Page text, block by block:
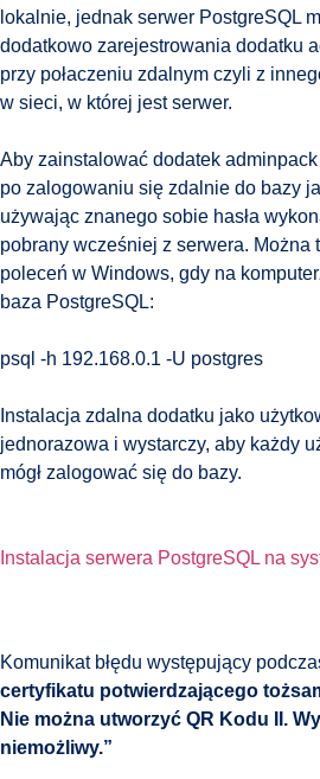
lokalnie, jednak serwer PostgreSQL
dodatkowo zarejestrowania dodatku
przy połaczeniu zdalnym czyli z
w sieci, w której jest serwer.
Aby zainstalować dodatek
po zalogowaniu się zdalnie do bazy
używając znanego sobie hasła
pobrany wcześniej z serwera. Można
poleceń w Windows, gdy na
baza PostgreSQL:
psql -h 192.168.0.1 -U postgres
Instalacja zdalna dodatku jako
jednorazowa i wystarczy, aby każdy
mógł zalogować się do bazy.
Instalacja serwera PostgreSQL na
Komunikat błędu występujący
certyfikatu potwierdzającego
Nie można utworzyć QR Kodu II.
niemożliwy.”